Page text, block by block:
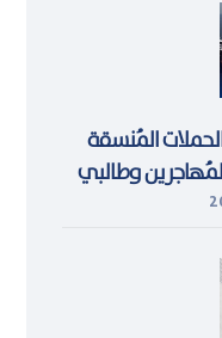
المُنسقة
وطالبي